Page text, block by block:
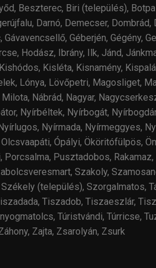
Beszterec, Biri (település),
Darnó, Demecser,
Gávavencsellő, Géberjén, Gégény,
Hodász, Ibrány, Ilk, Jánd,
Kisléta, Kisnamény,
Lónya, Lövőpetri, Magosliget,
Nábrád, Nagyar,
Nyírbéltek, Nyírbogát,
Nyírmada, Nyírmeggyes,
Ópályi, Ököritófülpös,
Pusztadobos,
Szakoly,
(település), Szorgalmatos,
Tiszadob, Tiszaeszlár,
Túristvándi, Túrricse,
Zajta, Zsarolyán, Zsurk